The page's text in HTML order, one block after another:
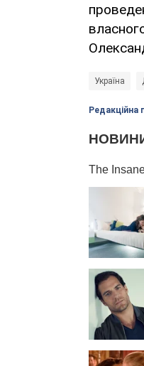
Україна
Редакційна